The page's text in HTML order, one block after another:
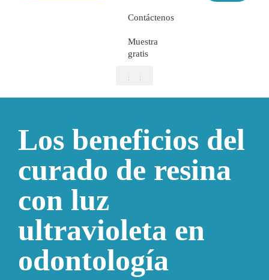
Contáctenos
Muestra
gratis
Los beneficios del
curado de resina
con luz
ultravioleta en
odontología